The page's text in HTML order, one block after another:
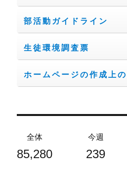
部活動ガイドライン
生徒環境調査票
ホームページの作成上
全体
85,280
今週
239